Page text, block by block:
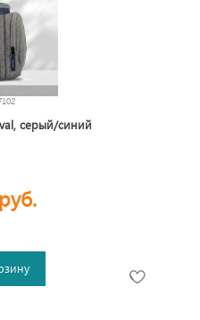
серый/синий